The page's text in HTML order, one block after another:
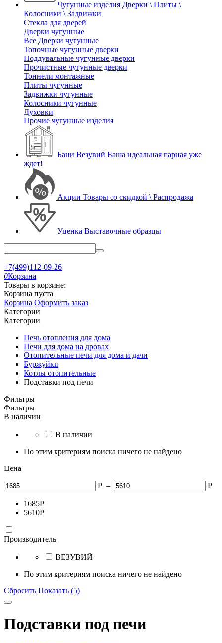
Чугунные изделия Дверки \ Плиты \
Колосники \ Задвижки
Стекла для дверей
Дверки чугунные
Все Дверки чугунные
Топочные чугунные дверки
Поддувальные чугунные дверки
Прочистные чугунные дверки
Тоннели монтажные
Плиты чугунные
Задвижки чугунные
Колосники чугунные
Духовки
Прочие чугунные изделия
Бани Везувий Ваша идеальная парная уже
ждет!
Акции Товары со скидкой \ Распродажа
Уценка Выставочные образцы
+7(499)112-09-26
0Корзина
Товары в корзине:
Корзина пуста
Корзина Оформить заказ
Категории
Категории
Печь отопления для дома
Печи для дома на дровах
Отопительные печи для дома и дачи
Буржуйки
Котлы отопительные
Подставки под печи
Фильтры
Фильтры
В наличии
В наличии
По этим критериям поиска ничего не найдено
Цена
Р – Р
1685Р
5610Р
Производитель
ВЕЗУВИЙ
По этим критериям поиска ничего не найдено
Сбросить Показать (5)
Подставки под печи